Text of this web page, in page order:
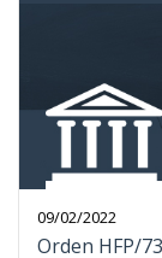
09/02/2022
Orden HFP/